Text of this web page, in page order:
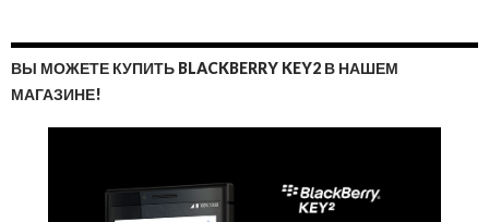
ВЫ МОЖЕТЕ КУПИТЬ BLACKBERRY KEY2 В НАШЕМ
МАГАЗИНЕ!